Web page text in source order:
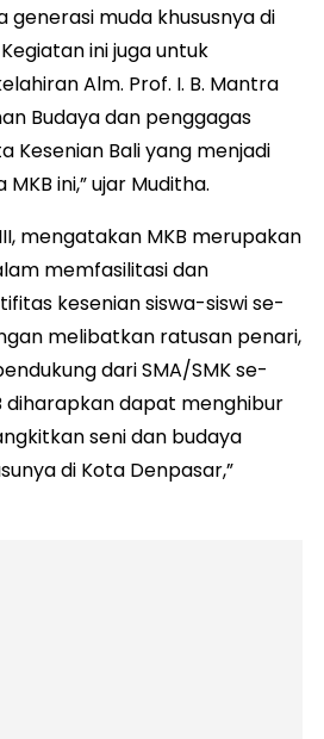
muda khususnya di
ini juga untuk
Alm. Prof. I. B. Mantra
Budaya dan penggagas
Kesenian Bali yang menjadi
ini,” ujar Muditha.
mengatakan MKB merupakan
memfasilitasi dan
kesenian siswa-siswi se-
melibatkan ratusan penari,
dari SMA/SMK se-
diharapkan dapat menghibur
seni dan budaya
di Kota Denpasar,”